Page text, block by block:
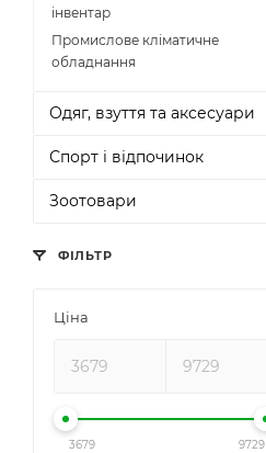
інвентар
Промислове кліматичне
обладнання
Одяг, взуття та аксесуари
Спорт і відпочинок
Зоотовари
ФІЛЬТР
Ціна
3679 9729